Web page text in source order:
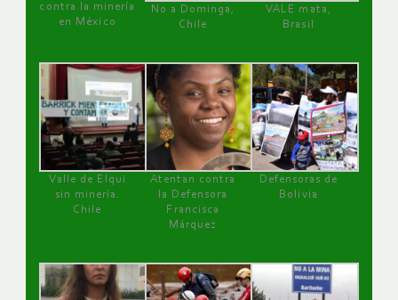
contra la minería
en México
No a Dominga,
Chile
VALE mata,
Brasil
Valle de Elqui
sin minería.
Chile
Atentan contra
la Defensora
Francisca
Márquez
Defensoras de
Bolivia